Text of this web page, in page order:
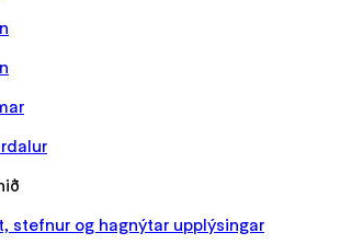
stefnur og hagnýtar upplýsingar